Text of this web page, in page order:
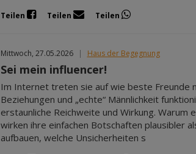
Teilen Teilen Teilen
Mittwoch, 27.05.2026 | Haus der Begegnung
Sei mein influencer!
Im Internet treten sie auf wie beste Freunde
Beziehungen und „echte“ Männlichkeit
erstaunliche Reichweite und Wirkung.
wirken ihre einfachen Botschaften plausibler
aufbauen, welche Unsicherheiten s